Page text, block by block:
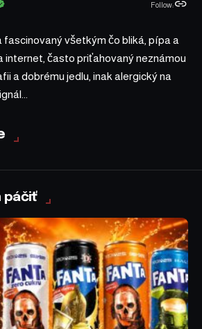
Follow:
fascinovaný všetkým čo bliká, pípa a
internet, často priťahovaný neznámou
a dobrému jedlu, inak alergický na
páčiť